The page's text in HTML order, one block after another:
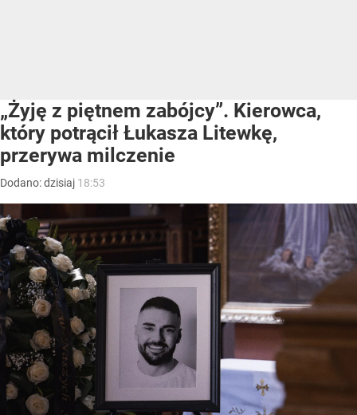
„Żyję z piętnem zabójcy”. Kierowca,
który potrącił Łukasza Litewkę,
przerywa milczenie
Dodano:dzisiaj 18:53